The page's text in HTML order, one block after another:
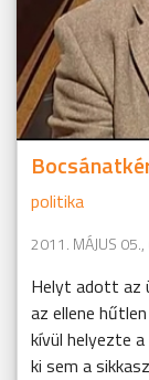
politika
2011. MÁJUS
Helyt adott az
az ellene
kívül helyezte
ki sem a